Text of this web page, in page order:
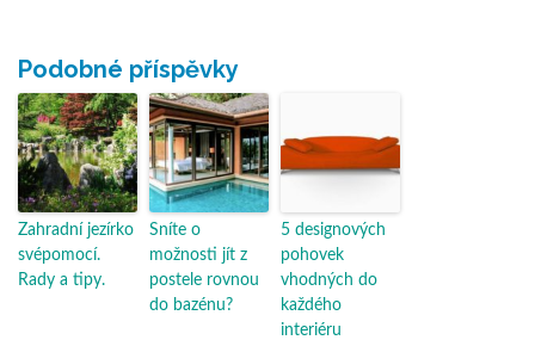
Podobné příspěvky
Zahradní jezírko
svépomocí.
Rady a tipy.
Sníte o
možnosti jít z
postele rovnou
do bazénu?
5 designových
pohovek
vhodných do
každého
interiéru